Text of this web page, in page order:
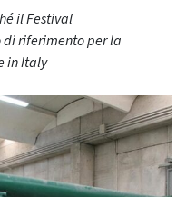
il Festival
riferimento per la
in Italy